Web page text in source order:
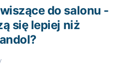
do salonu -
się lepiej niż